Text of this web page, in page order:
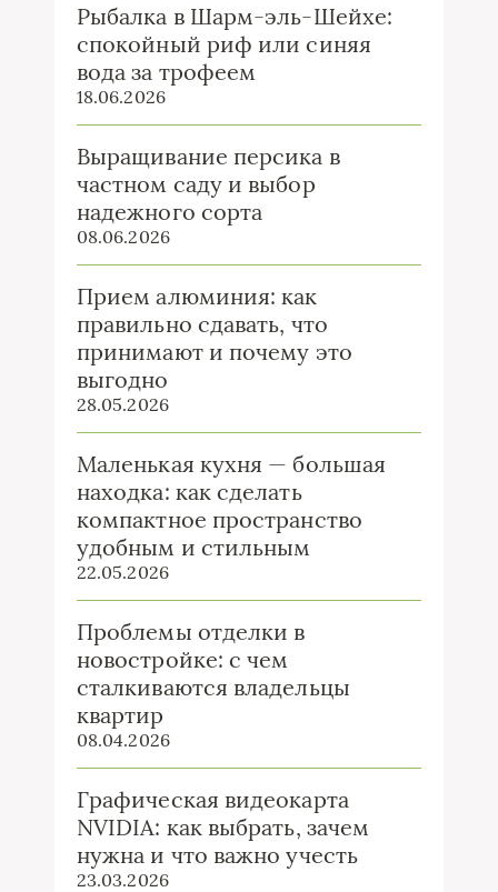
Рыбалка в Шарм-эль-Шейхе:
спокойный риф или синяя
вода за трофеем
18.06.2026
Выращивание персика в
частном саду и выбор
надежного сорта
08.06.2026
Прием алюминия: как
правильно сдавать, что
принимают и почему это
выгодно
28.05.2026
Маленькая кухня — большая
находка: как сделать
компактное пространство
удобным и стильным
22.05.2026
Проблемы отделки в
новостройке: с чем
сталкиваются владельцы
квартир
08.04.2026
Графическая видеокарта
NVIDIA: как выбрать, зачем
нужна и что важно учесть
23.03.2026